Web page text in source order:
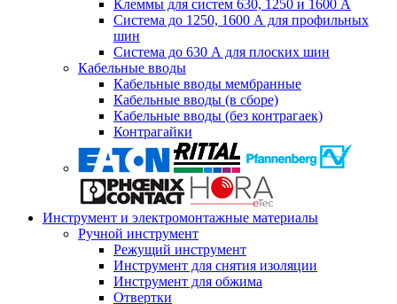
Клеммы для систем 630, 1250 и 1600 А
Система до 1250, 1600 А для профильных
шин
Система до 630 А для плоских шин
Кабельные вводы
Кабельные вводы мембранные
Кабельные вводы (в сборе)
Кабельные вводы (без контрагаек)
Контрагайки
Инструмент и электромонтажные материалы
Ручной инструмент
Режущий инструмент
Инструмент для снятия изоляции
Инструмент для обжима
Отвертки